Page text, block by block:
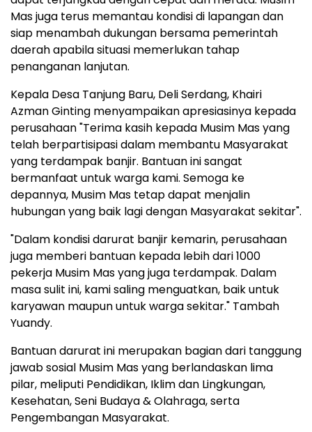
Mas juga terus memantau kondisi di lapangan dan
siap menambah dukungan bersama pemerintah
daerah apabila situasi memerlukan tahap
penanganan lanjutan.
Kepala Desa Tanjung Baru, Deli Serdang, Khairi
Azman Ginting menyampaikan apresiasinya kepada
perusahaan "Terima kasih kepada Musim Mas yang
telah berpartisipasi dalam membantu Masyarakat
yang terdampak banjir. Bantuan ini sangat
bermanfaat untuk warga kami. Semoga ke
depannya, Musim Mas tetap dapat menjalin
hubungan yang baik lagi dengan Masyarakat sekitar".
"Dalam kondisi darurat banjir kemarin, perusahaan
juga memberi bantuan kepada lebih dari 1000
pekerja Musim Mas yang juga terdampak. Dalam
masa sulit ini, kami saling menguatkan, baik untuk
karyawan maupun untuk warga sekitar." Tambah
Yuandy.
Bantuan darurat ini merupakan bagian dari tanggung
jawab sosial Musim Mas yang berlandaskan lima
pilar, meliputi Pendidikan, Iklim dan Lingkungan,
Kesehatan,Seni Budaya& Olahraga, serta
Pengembangan Masyarakat.